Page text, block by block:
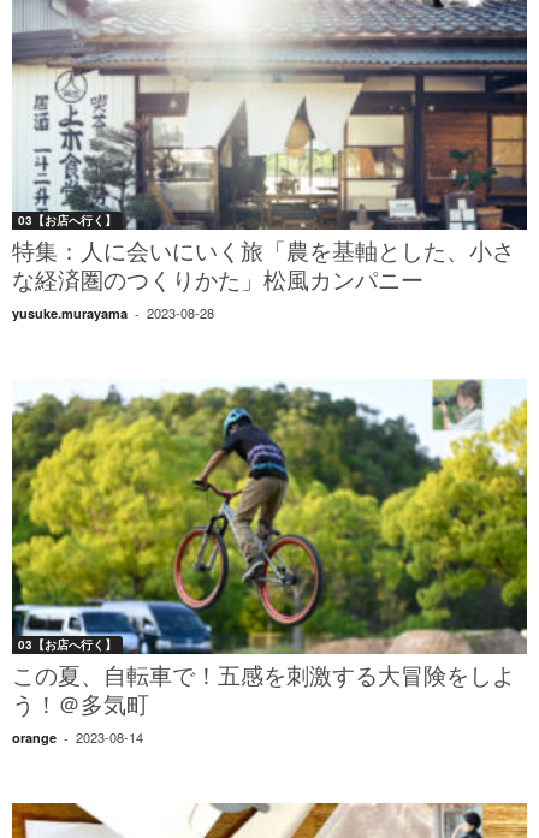
03【お店へ行く】
特集：人に会いにいく旅「農を基軸とした、小さ
な経済圏のつくりかた」松風カンパニー
yusuke.murayama - 2023-08-28
03【お店へ行く】
この夏、自転車で！五感を刺激する大冒険をしよ
う！＠多気町
orange - 2023-08-14